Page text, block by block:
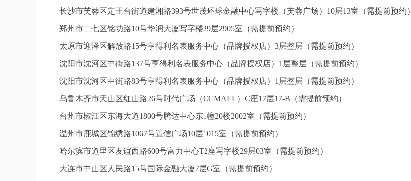
长沙市芙蓉区定王台街道建湘路393号世茂环球金融中心写字楼（芙蓉广场）10层13室（需提前预约）
郑州市二七区铭功路10号华润大厦写字楼29层2905室（需提前预约）
太原市迎泽区解放路15号亨得利名表服务中心（品牌授权店）3层整层（需提前预约）
沈阳市沈河区中街路137号亨得利名表服务中心（品牌授权店）1层整层（需提前预约）
沈阳市沈河区中街路83号亨得利名表服务中心（品牌授权店）1层整层（需提前预约）
乌鲁木齐市天山区红山路26号时代广场（CCMALL）C座17层17-B（需提前预约）
台州市椒江区东海大道1800号腾达中心东1幢20楼2002室（需提前预约）
温州市鹿城区锦绣路1067号置信广场10层1015室（需提前预约）
哈尔滨市道里区友谊西路600号富力中心T2座写字楼29层03室（需提前预约）
大连市中山区人民路15号国际金融大厦7层G室（需提前预约）